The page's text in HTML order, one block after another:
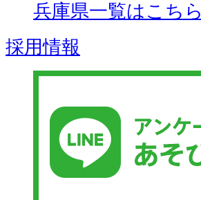
兵庫県一覧はこちら
採用情報